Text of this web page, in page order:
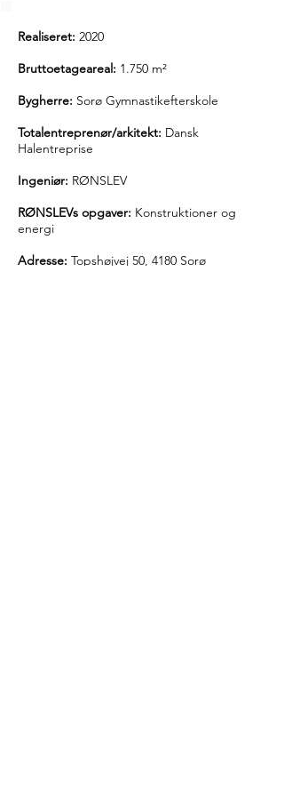
Realiseret: 2020
Bruttoetageareal: 1.750 m²
Bygherre: Sorø Gymnastikefterskole
Totalentreprenør/arkitekt: Dansk
Halentreprise
Ingeniør: RØNSLEV
RØNSLEVs opgaver: Konstruktioner og
energi
Adresse: Topshøjvej 50, 4180 Sorø